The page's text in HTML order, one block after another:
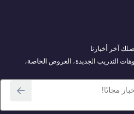
أخبارنا
الجديدة، العروض الخاصة،